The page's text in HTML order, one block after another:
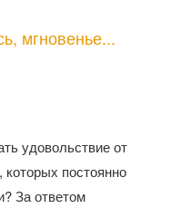
мгновенье...
удовольствие от
постоянно
За ответом